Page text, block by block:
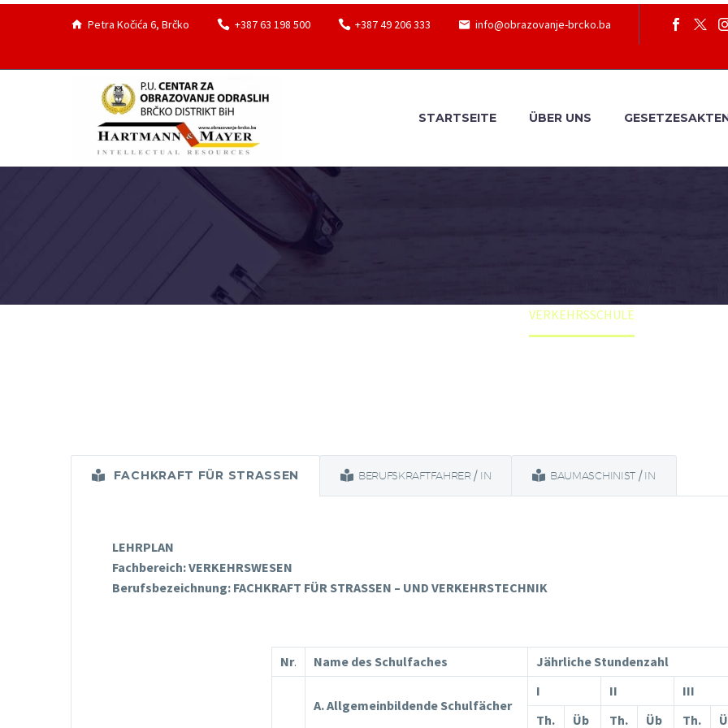
Petra Kočića 6, Brčko +387 63 198 500 +387 49 206 333
info@obrazovanje-brcko.ba
STARTSEITE ÜBER UNS
VERKEHRSSCHULE
LEHRPLAN
Fachbereich: VERKEHRSWESEN
Berufsbezeichnung: FACHKRAFT FÜR STRASSEN – UND VERKEHRSTECHNIK
Nr. Name des Schulfaches Jährliche Stundenzahl
A. Allgemeinbildende Schulfächer
I II III
Th.
Üb Th. Üb Th.
FACHKRAFT FÜR STRASSEN BERUFSKRAFTFAHRER / IN BAUMASCHINIST / IN